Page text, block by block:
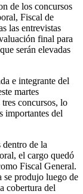
de los concursos
Fiscal de
las entrevistas
final para
serán elevadas
e integrante del
martes
concursos, lo
importantes del
de la
el cargo quedó
Fiscal General.
se produjo luego de
cobertura del